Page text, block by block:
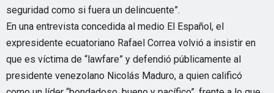
seguridad como si fuera un delincuente”.
En una entrevista concedida al medio El Español, el
expresidente ecuatoriano Rafael Correa volvió a insistir en
que es víctima de “lawfare” y defendió públicamente al
presidente venezolano Nicolás Maduro, a quien calificó